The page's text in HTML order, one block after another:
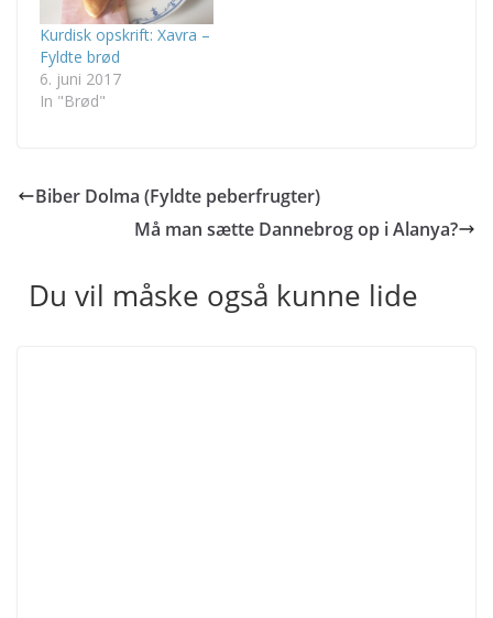
Kurdisk opskrift: Xavra –
Fyldte brød
6. juni 2017
In "Brød"
Biber Dolma (Fyldte peberfrugter)
Må man sætte Dannebrog op i Alanya?
Du vil måske også kunne lide